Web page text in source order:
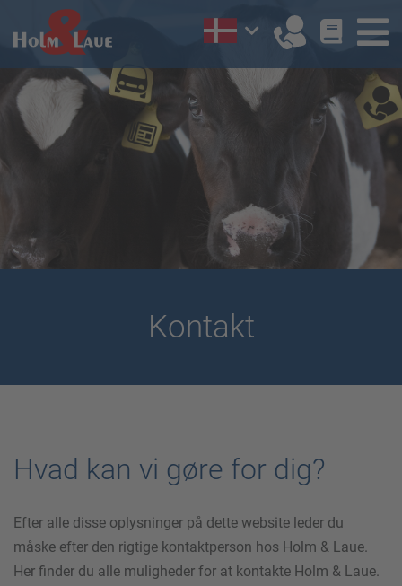
Kontakt
Hvad kan vi gøre for dig?
Efter alle disse oplysninger på dette website leder du
måske efter den rigtige kontaktperson hos Holm & Laue.
Her finder du alle muligheder for at kontakte Holm & Laue.